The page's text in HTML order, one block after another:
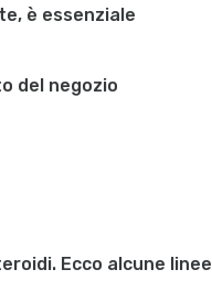
è essenziale
del negozio
Ecco alcune linee